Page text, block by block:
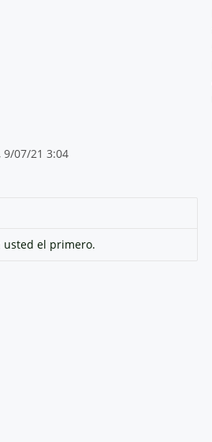
, 9/07/21 3:04
usted el primero.